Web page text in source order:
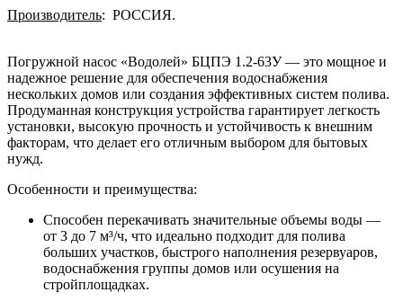
Производитель: РОССИЯ.
Погружной насос «Водолей» БЦПЭ 1.2-63У — это мощное и
надежное решение для обеспечения водоснабжения
нескольких домов или создания эффективных систем полива.
Продуманная конструкция устройства гарантирует легкость
установки, высокую прочность и устойчивость к внешним
факторам, что делает его отличным выбором для бытовых
нужд.
Особенности и преимущества:
Способен перекачивать значительные объемы воды —
от 3 до 7 м³/ч, что идеально подходит для полива
больших участков, быстрого наполнения резервуаров,
водоснабжения группы домов или осушения на
стройплощадках.